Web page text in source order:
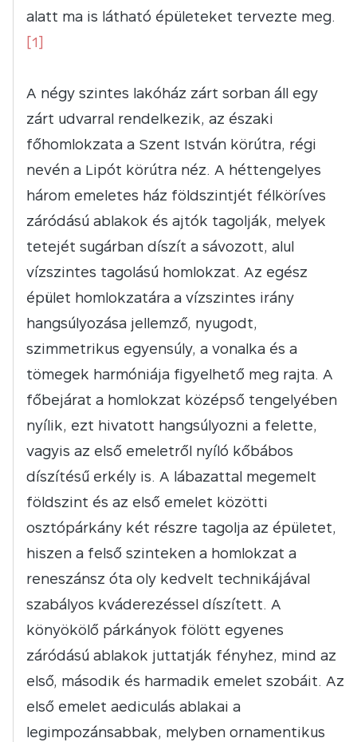
alatt ma is látható épületeket tervezte meg.
[1]
A négy szintes lakóház zárt sorban áll egy
zárt udvarral rendelkezik, az északi
főhomlokzata a Szent István körútra, régi
nevén a Lipót körútra néz. A héttengelyes
három emeletes ház földszintjét félköríves
záródású ablakok és ajtók tagolják, melyek
tetejét sugárban díszít a sávozott, alul
vízszintes tagolású homlokzat. Az egész
épület homlokzatára a vízszintes irány
hangsúlyozása jellemző, nyugodt,
szimmetrikus egyensúly, a vonalka és a
tömegek harmóniája figyelhető meg rajta. A
főbejárat a homlokzat középső tengelyében
nyílik, ezt hivatott hangsúlyozni a felette,
vagyis az első emeletről nyíló kőbábos
díszítésű erkély is. A lábazattal megemelt
földszint és az első emelet közötti
osztópárkány két részre tagolja az épületet,
hiszen a felső szinteken a homlokzat a
reneszánsz óta oly kedvelt technikájával
szabályos kváderezéssel díszített. A
könyökölő párkányok fölött egyenes
záródású ablakok juttatják fényhez, mind az
első, második és harmadik emelet szobáit. Az
első emelet aediculás ablakai a
legimpozánsabbak, melyben ornamentikus